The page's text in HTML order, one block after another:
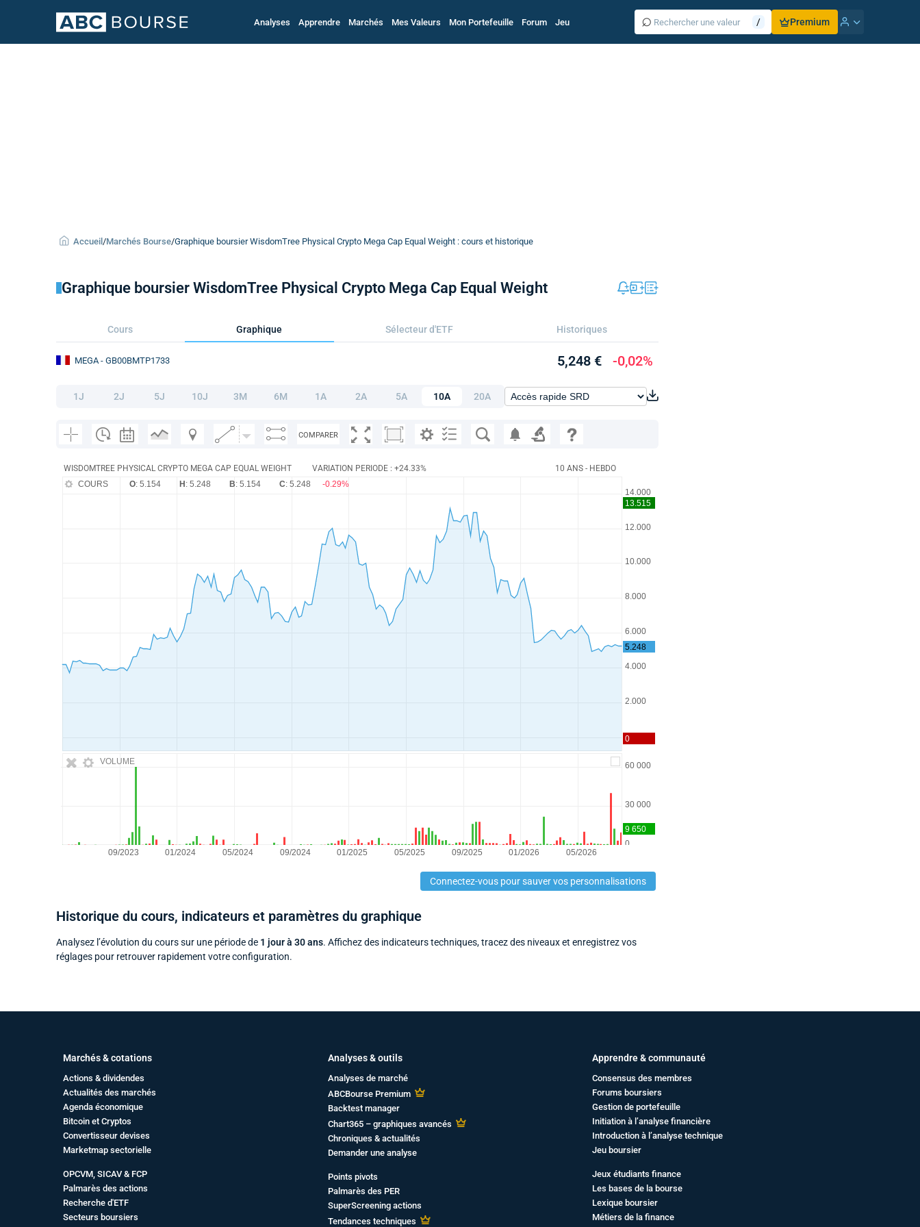
Analyses Apprendre Marchés Mes Valeurs Mon Portefeuille Forum Jeu ⌕ / Premium
Accueil /Marchés Bourse/Graphique boursier WisdomTree Physical Crypto Mega Cap Equal Weight : cours et historique
Graphique boursier WisdomTree Physical Crypto Mega Cap Equal Weight
Cours Graphique Sélecteur d'ETF Historiques
MEGA- GB00BMTP1733 5,248 € -0,02%
1J 2J 5J 10J 3M 6M 1A 2A 5A 10A 20A
COMPARER
WISDOMTREE PHYSICAL CRYPTO MEGA CAP EQUAL WEIGHT VARIATION PERIODE : +24.33% 10 ANS - HEBDO
VOLUME
COURS O: 5.154 H : 5.248 B: 5.154 C: 5.248 -0.29%
Connectez-vous pour sauver vos personnalisations
Historique du cours, indicateurs et paramètres du graphique
Analysez l’évolution du cours sur une période de 1 jour à 30 ans. Affichez des indicateurs techniques, tracez des niveaux et enregistrez vos
réglages pour retrouver rapidement votre configuration.
Marchés & cotations
Actions & dividendes
Actualités des marchés
Agenda économique
Bitcoin et Cryptos
Convertisseur devises
Marketmap sectorielle
OPCVM, SICAV & FCP
Palmarès des actions
Recherche d'ETF
Secteurs boursiers
Analyses & outils
Analyses de marché
ABCBourse Premium
Backtest manager
Chart365 – graphiques avancés
Chroniques & actualités
Demander une analyse
Points pivots
Palmarès des PER
SuperScreening actions
Tendances techniques
Apprendre & communauté
Consensus des membres
Forums boursiers
Gestion de portefeuille
Initiation à l’analyse financière
Introduction à l’analyse technique
Jeu boursier
Jeux étudiants finance
Les bases de la bourse
Lexique boursier
Métiers de la finance